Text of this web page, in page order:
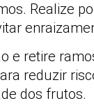
Realize
e retire
reduzir
dos frutos.